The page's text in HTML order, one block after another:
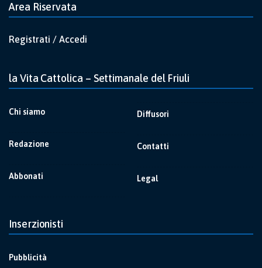
Area Riservata
Registrati / Accedi
la Vita Cattolica – Settimanale del Friuli
Chi siamo
Redazione
Abbonati
Diffusori
Contatti
Legal
Inserzionisti
Pubblicità